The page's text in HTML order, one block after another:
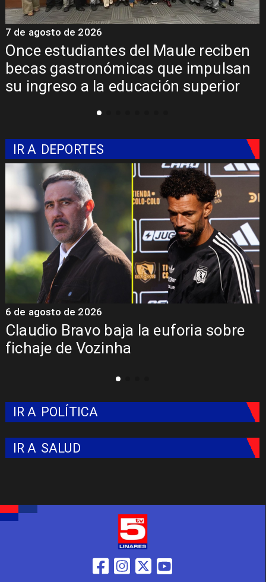
Once estudiantes del Maule reciben
becas gastronómicas que impulsan
su ingreso a la educación superior
7 de agosto de 2026
IR A DEPORTES
Claudio Bravo baja la euforia sobre
fichaje de Vozinha
6 de agosto de 2026
IR A POLÍTICA
IR A SALUD